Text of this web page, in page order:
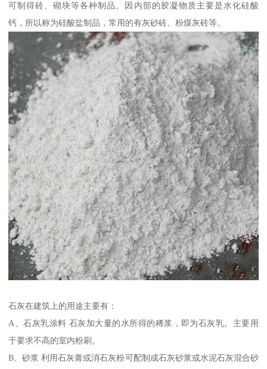
可制得砖、砌块等各种制品。因内部的胶凝物质主要是水化硅酸
钙，所以称为硅酸盐制品，常用的有灰砂砖、粉煤灰砖等。
石灰在建筑上的用途主要有：
A、石灰乳涂料 石灰加大量的水所得的稀浆，即为石灰乳。主要用
于要求不高的室内粉刷。
B、砂浆 利用石灰膏或消石灰粉可配制成石灰砂浆或水泥石灰混合砂